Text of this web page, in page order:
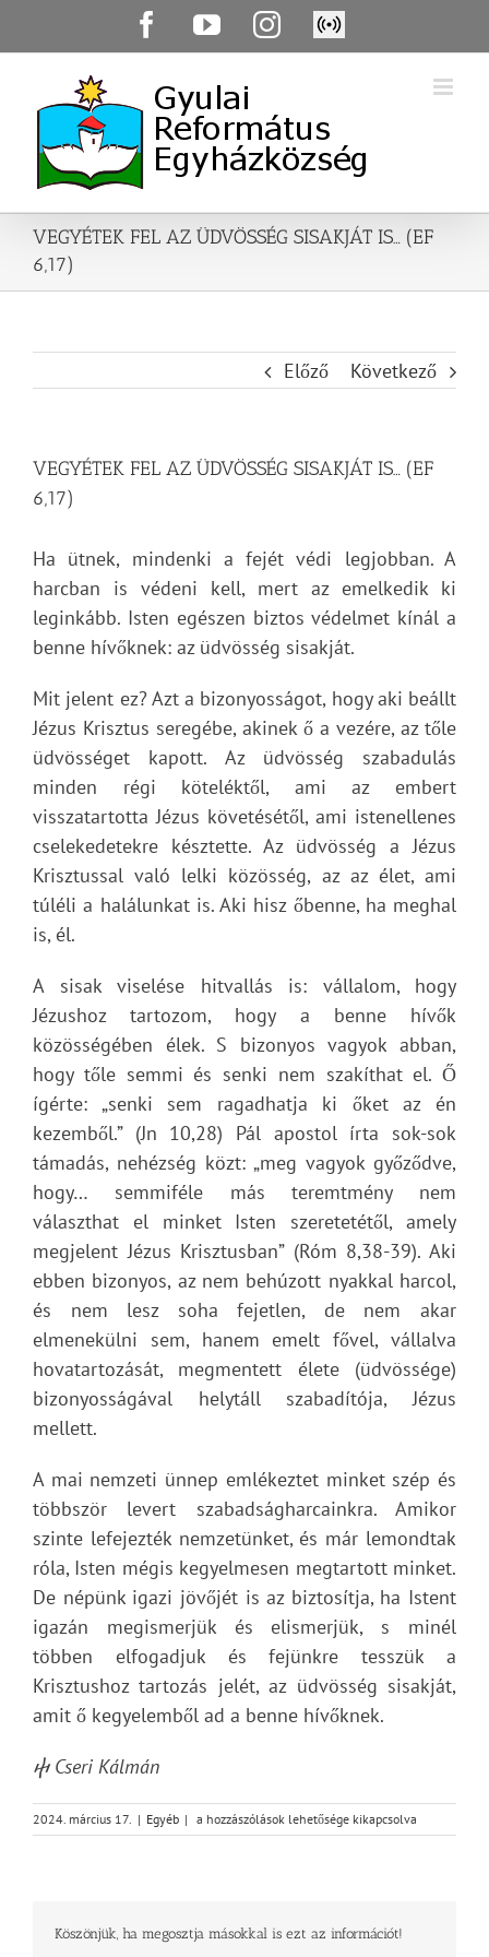
FacebookYouTubeInstagram
Élő
közvetítés
VEGYÉTEK FEL AZ ÜDVÖSSÉG SISAKJÁT IS… (EF
6,17)
Előző Következő
VEGYÉTEK FEL AZ ÜDVÖSSÉG SISAKJÁT IS… (EF
6,17)
Ha ütnek, mindenki a fejét védi legjobban. A
harcban is védeni kell, mert az emelkedik ki
leginkább. Isten egészen biztos védelmet kínál a
benne hívőknek: az üdvösség sisakját.
Mit jelent ez? Azt a bizonyosságot, hogy aki beállt
Jézus Krisztus seregébe, akinek ő a vezére, az tőle
üdvösséget kapott. Az üdvösség szabadulás
minden régi köteléktől, ami az embert
visszatartotta Jézus követésétől, ami istenellenes
cselekedetekre késztette. Az üdvösség a Jézus
Krisztussal való lelki közösség, az az élet, ami
túléli a halálunkat is. Aki hisz őbenne, ha meghal
is, él.
A sisak viselése hitvallás is: vállalom, hogy
Jézushoz tartozom, hogy a benne hívők
közösségében élek. S bizonyos vagyok abban,
hogy tőle semmi és senki nem szakíthat el. Ő
ígérte: „senki sem ragadhatja ki őket az én
kezemből.” (Jn 10,28) Pál apostol írta sok-sok
támadás, nehézség közt: „meg vagyok győződve,
hogy… semmiféle más teremtmény nem
választhat el minket Isten szeretetétől, amely
megjelent Jézus Krisztusban” (Róm 8,38-39). Aki
ebben bizonyos, az nem behúzott nyakkal harcol,
és nem lesz soha fejetlen, de nem akar
elmenekülni sem, hanem emelt fővel, vállalva
hovatartozását, megmentett élete (üdvössége)
bizonyosságával helytáll szabadítója, Jézus
mellett.
A mai nemzeti ünnep emlékeztet minket szép és
többször levert szabadságharcainkra. Amikor
szinte lefejezték nemzetünket, és már lemondtak
róla, Isten mégis kegyelmesen megtartott minket.
De népünk igazi jövőjét is az biztosítja, ha Istent
igazán megismerjük és elismerjük, s minél
többen elfogadjuk és fejünkre tesszük a
Krisztushoz tartozás jelét, az üdvösség sisakját,
amit ő kegyelemből ad a benne hívőknek.
ⴕ Cseri Kálmán
2024. március 17. | Egyéb | VEGYÉTEK
FEL
(EF
a hozzászólások lehetősége kikapcsolva
Köszönjük, ha megosztja másokkal is ezt az információt!